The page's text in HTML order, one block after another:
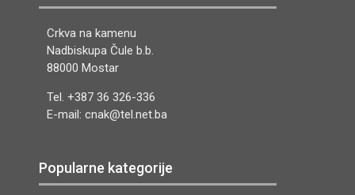
Crkva na kamenu
Nadbiskupa Čule b.b.
88000 Mostar
Tel. +387 36 326-336
E-mail: cnak@tel.net.ba
Popularne kategorije